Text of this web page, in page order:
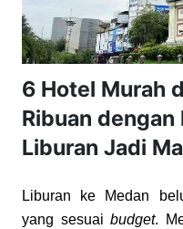
6 Hotel Murah
Ribuan
Liburan Jadi
Liburan ke Medan
yang sesuaibudget.